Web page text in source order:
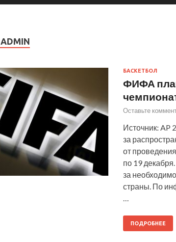
ADMIN
БАСКЕТБОЛ
ФИФА
Оставьте
Источник: AP
за
от
по 19
за
страны. По
…
ПОДРОБНЕЕ